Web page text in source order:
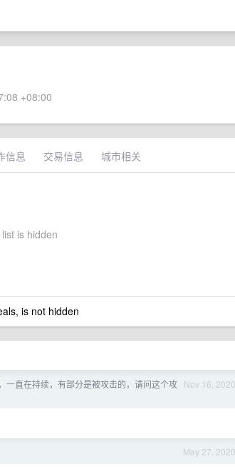
+08:00
信息 交易信息 城市相关
is hidden
is not hidden
Nov 16, 2020
直在持续，有部分是被攻击的，请问这个攻
May 27, 2020